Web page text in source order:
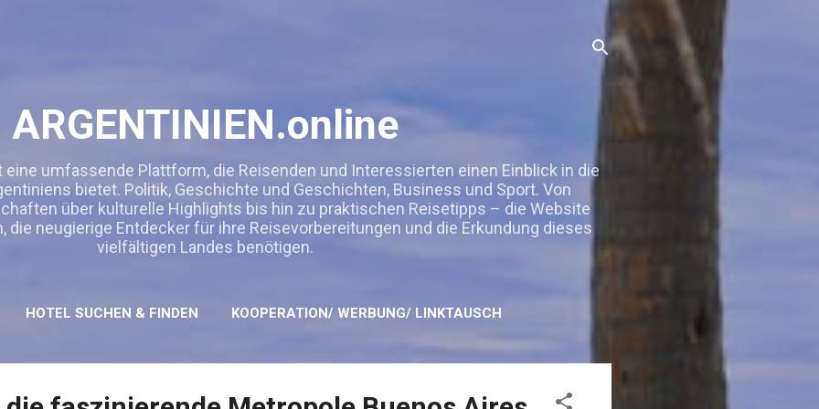
ARGENTINIEN.online
umfassende Plattform, die Reisenden und Interessierten einen Einblick in die
bietet. Politik, Geschichte und Geschichten, Business und Sport. Von
über kulturelle Highlights bis hin zu praktischen Reisetipps – die Website
die neugierige Entdecker für ihre Reisevorbereitungen und die Erkundung dieses
vielfältigen Landes benötigen.
HOTEL SUCHEN & FINDEN KOOPERATION/ WERBUNG/ LINKTAUSCH